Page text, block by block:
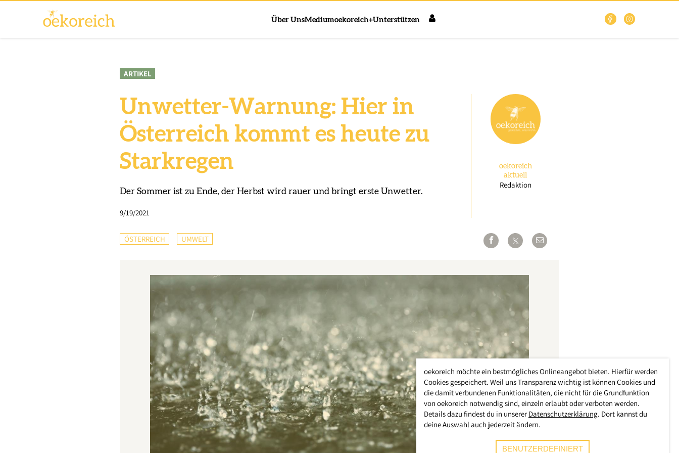
Über UnsMediumoekoreich+Unterstützen
ARTIKEL
Unwetter-Warnung: Hier in
Österreich kommt es heute zu
Starkregen
Der Sommer ist zu Ende, der Herbst wird rauer und bringt erste Unwetter.
9/19/2021
oekoreich
aktuell
Redaktion
ÖSTERREICH UMWELT
oekoreich möchte ein bestmögliches Onlineangebot bieten. Hierfür werden
Cookies gespeichert. Weil uns Transparenz wichtig ist können Cookies und
die damit verbundenen Funktionalitäten, die nicht für die Grundfunktion
von oekoreich notwendig sind, einzeln erlaubt oder verboten werden.
Details dazu findest du in unserer Datenschutzerklärung. Dort kannst du
deine Auswahl auch jederzeit ändern.
BENUTZERDEFINIERT